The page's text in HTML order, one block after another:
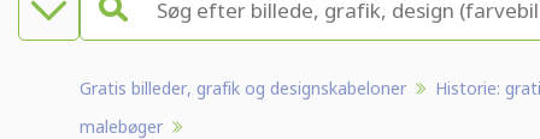
Gratis billeder, grafik og designskabeloner
Historie:
malebøger